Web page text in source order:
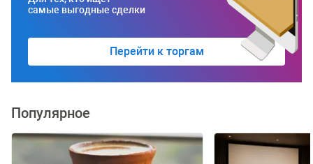
самые выгодные сделки
Перейти к торгам
Популярное